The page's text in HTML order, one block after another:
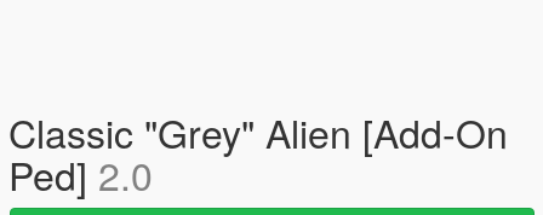
Classic "Grey" Alien [Add-On
Ped] 2.0